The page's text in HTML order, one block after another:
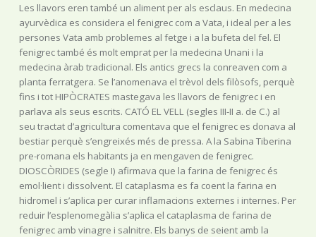
Les llavors eren també un aliment per als esclaus. En medecina
ayurvèdica es considera el fenigrec com a Vata, i ideal per a les
persones Vata amb problemes al fetge i a la bufeta del fel. El
fenigrec també és molt emprat per la medecina Unani i la
medecina àrab tradicional. Els antics grecs la conreaven com a
planta ferratgera. Se l’anomenava el trèvol dels filòsofs, perquè
fins i tot HIPÒCRATES mastegava les llavors de fenigrec i en
parlava als seus escrits. CATÓ EL VELL (segles III-II a. de C.) al
seu tractat d’agricultura comentava que el fenigrec es donava al
bestiar perquè s’engreixés més de pressa. A la Sabina Tiberina
pre-romana els habitants ja en mengaven de fenigrec.
DIOSCÒRIDES (segle I) afirmava que la farina de fenigrec és
emol·lient i dissolvent. El cataplasma es fa coent la farina en
hidromel i s’aplica per curar inflamacions externes i internes. Per
reduir l’esplenomegàlia s’aplica el cataplasma de farina de
fenigrec amb vinagre i salnitre. Els banys de seient amb la